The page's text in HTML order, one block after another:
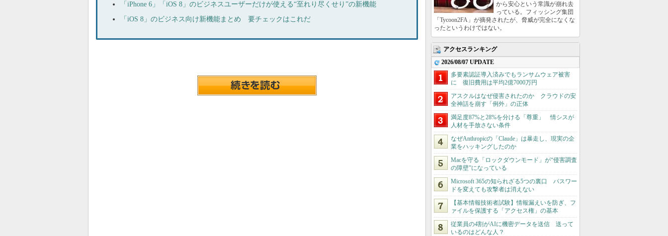
「iPhone 6」「iOS 8」のビジネスユーザーだけが使える“至れり尽くせり”の新機能
「iOS 8」のビジネス向け新機能まとめ 要チェックはこれだ
から安心という常識が崩れ去
っている。フィッシング集団
「Tycoon2FA」が摘発されたが、脅威が完全になくな
ったというわけではない。
アクセスランキング
2026/08/07 UPDATE
多要素認証導入済みでもランサムウェア被害
に 復旧費用は平均2億7000万円
アスクルはなぜ侵害されたのか クラウドの安
全神話を崩す「例外」の正体
満足度87%と28%を分ける「尊重」 情シスが
人材を手放さない条件
なぜAnthropicの「Claude」は暴走し、現実の企
業をハッキングしたのか
Macを守る「ロックダウンモード」が“侵害調査
の障壁”になっている
Microsoft 365の知られざる5つの裏口 パスワー
ドを変えても攻撃者は消えない
【基本情報技術者試験】情報漏えいを防ぎ、フ
ァイルを保護する「アクセス権」の基本
従業員の4割がAIに機密データを送信 送って
いるのはどんな人？